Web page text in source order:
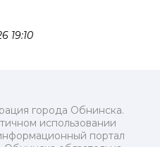
19:10
города Обнинска.
использовании
портал